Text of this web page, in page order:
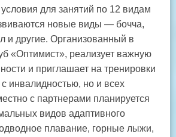
для занятий по 12 видам
новые виды — бочча,
и другие. Организованный в
«Оптимист», реализует важную
и приглашает на тренировки
инвалидностью, но и всех
с партнерами планируется
видов адаптивного
плавание, горные лыжи,